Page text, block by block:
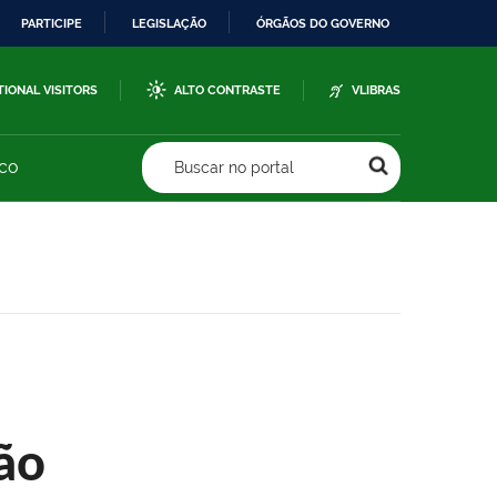
PARTICIPE LEGISLAÇÃO ÓRGÃOS DO GOVERNO
VISITORS ALTO CONTRASTE VLIBRAS
Buscar no portal